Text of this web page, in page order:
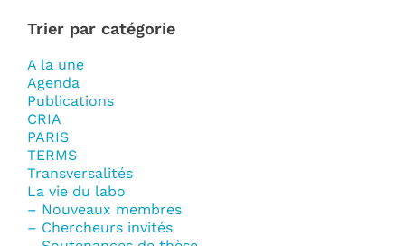
Trier par catégorie
A la une
Agenda
Publications
CRIA
PARIS
TERMS
Transversalités
La vie du labo
– Nouveaux membres
– Chercheurs invités